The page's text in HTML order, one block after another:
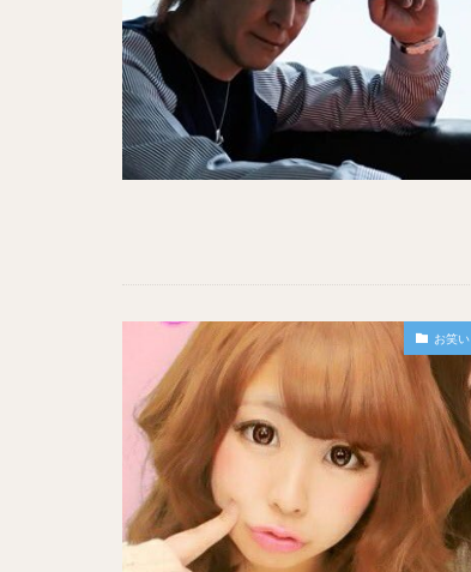
お笑い